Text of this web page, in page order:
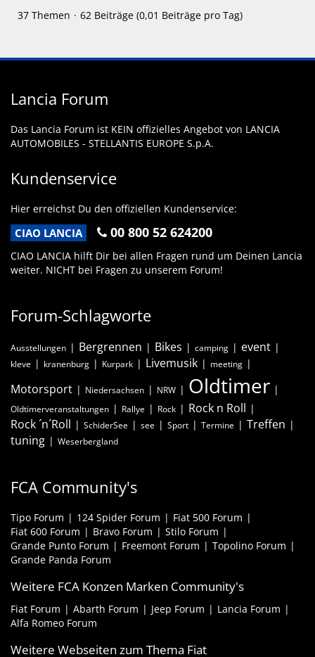
37 Themen 62 Beiträge (0,01 Beiträge pro Tag)
Lancia Forum
Das Lancia Forum ist KEIN offizielles Angebot von LANCIA
AUTOMOBILES - STELLANTIS EUROPE S.p.A.
Kundenservice
Hier erreichst Du den offiziellen Kundenservice:
CIAO LANCIA 00 800 52 624200
CIAO LANCIA hilft Dir bei allen Fragen rund um Deinen Lancia
weiter. NICHT bei Fragen zu unserem Forum!
Forum-Schlagworte
Ausstellungen Bergrennen Bikes camping event
kleve kranenburg Kurpark Livemusik meeting
Motorsport Niedersachsen NRW Oldtimer
Oldtimerveranstaltungen Rallye Rock
Rock n Roll
Rock ´n´Roll
SchiderSee see Sport Termine
Treffen
tuning
Weserbergland
FCA Community's
Tipo Forum 124 Spider Forum
Fiat 500 Forum
Fiat 600 Forum
Bravo Forum
Stilo Forum
Grande Punto Forum
Freemont Forum
Topolino Forum
Grande Panda Forum
Weitere FCA Konzen Marken Community's
Fiat Forum Abarth Forum Jeep Forum
Lancia Forum
Alfa Romeo Forum
Weitere Webseiten zum Thema Fiat